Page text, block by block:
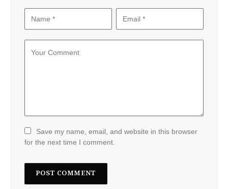
Save my name, email, and website in this browser
for the next time I comment.